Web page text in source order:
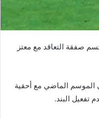
صفقة التعاقد مع معتز
الماضي مع أحقية
تفعيل البند.